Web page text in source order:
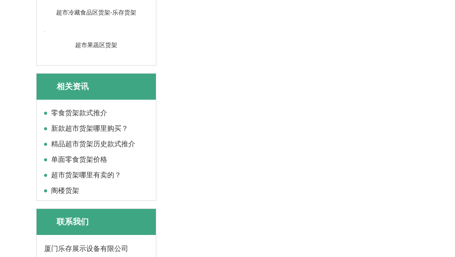
超市冷藏食品区货架-乐存货架
超市果蔬区货架
相关资讯
零食货架款式推介
新款超市货架哪里购买？
精品超市货架历史款式推介
单面零食货架价格
超市货架哪里有卖的？
阁楼货架
联系我们
厦门乐存展示设备有限公司